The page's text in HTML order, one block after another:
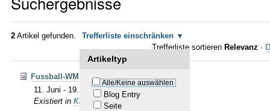
2 Artikel gefunden. Trefferliste einschränken
Artikeltyp
Alle/Keine auswählen
Blog Entry
Seite
Trefferliste sortieren Relevanz ·
Fussball-WM 2026
11. Juni - 19. Juli 2026
Existiert in Kalender